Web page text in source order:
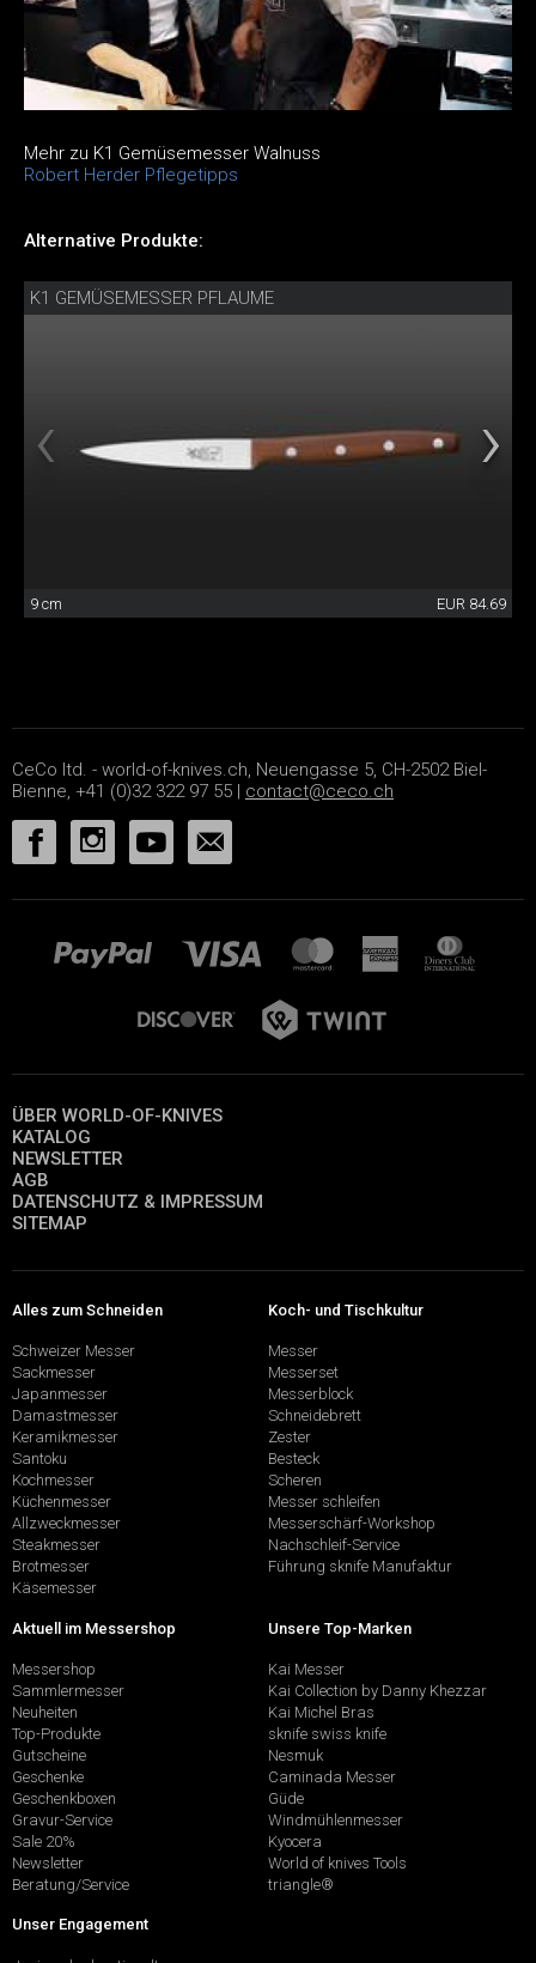
Mehr zu K1 Gemüsemesser Walnuss
Robert Herder Pflegetipps
Alternative Produkte:
K1 GEMÜSEMESSER PFLAUME
9 cm EUR 84.69
CeCo ltd. - world-of-knives.ch, Neuengasse 5, CH-2502 Biel-
Bienne, +41 (0)32 322 97 55 | contact@ceco.ch
ÜBER WORLD-OF-KNIVES
KATALOG
NEWSLETTER
AGB
DATENSCHUTZ & IMPRESSUM
SITEMAP
Alles zum Schneiden
Schweizer Messer
Sackmesser
Japanmesser
Damastmesser
Keramikmesser
Santoku
Kochmesser
Küchenmesser
Allzweckmesser
Steakmesser
Brotmesser
Käsemesser
Koch- und Tischkultur
Messer
Messerset
Messerblock
Schneidebrett
Zester
Besteck
Scheren
Messer schleifen
Messerschärf-Workshop
Nachschleif-Service
Führung sknife Manufaktur
Aktuell im Messershop
Messershop
Sammlermesser
Neuheiten
Top-Produkte
Gutscheine
Geschenke
Geschenkboxen
Gravur-Service
Sale 20%
Newsletter
Beratung/Service
Unsere Top-Marken
Kai Messer
Kai Collection by Danny Khezzar
Kai Michel Bras
sknife swiss knife
Nesmuk
Caminada Messer
Güde
Windmühlenmesser
Kyocera
World of knives Tools
triangle®
Unser Engagement